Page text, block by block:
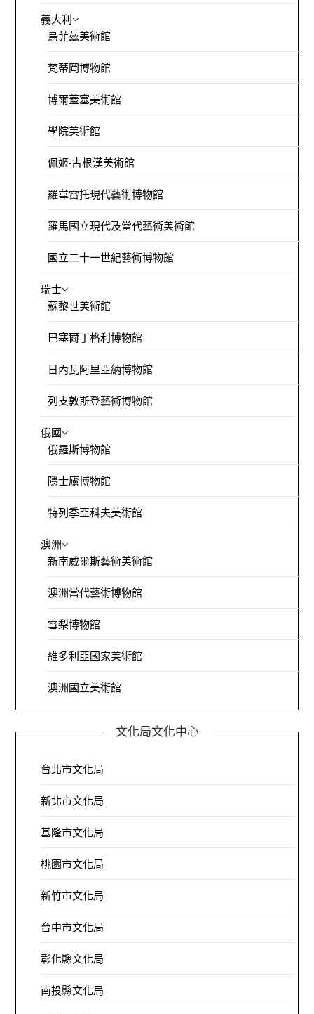
義大利
烏菲茲美術館
梵蒂岡博物館
博爾蓋塞美術館
學院美術館
佩姬·古根漢美術館
羅韋雷托現代藝術博物館
羅馬國立現代及當代藝術美術館
國立二十一世紀藝術博物館
瑞士
蘇黎世美術館
巴塞爾丁格利博物館
日內瓦阿里亞納博物館
列支敦斯登藝術博物館
俄國
俄羅斯博物館
隱士廬博物館
特列季亞科夫美術館
澳洲
新南威爾斯藝術美術館
澳洲當代藝術博物館
雪梨博物館
維多利亞國家美術館
澳洲國立美術館
文化局文化中心
台北市文化局
新北市文化局
基隆市文化局
桃園市文化局
新竹市文化局
台中市文化局
彰化縣文化局
南投縣文化局